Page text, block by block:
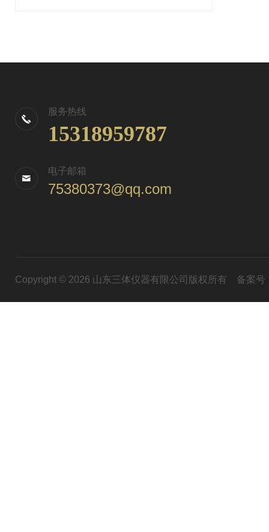
服务热线
15318959787
电子邮箱
75380373@qq.com
Copyright © 2026 山东三体仪器有限公司版权所有 备案号